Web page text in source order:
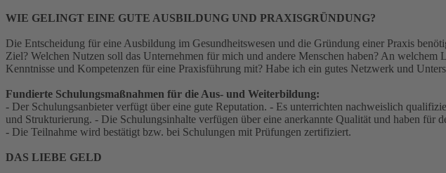
WIE GELINGT EINE GUTE AUSBILDUNG UND PRAXISGRÜNDUNG?
Die Entscheidung für eine Ausbildung im Gesundheitswesen und die Gründung einer Praxis
Ziel? Welchen Nutzen soll das Unternehmen für mich und andere Menschen haben? An
Kenntnisse und Kompetenzen für eine Praxisführung mit? Habe ich ein gutes Netzwerk und
Fundierte Schulungsmaßnahmen für die Aus- und Weiterbildung:
- Der Schulungsanbieter verfügt über eine gute Reputation. - Es unterrichten nachweislich
und Strukturierung. - Die Schulungsinhalte verfügen über eine anerkannte Qualität und haben
- Die Teilnahme wird bestätigt bzw. bei Schulungen mit Prüfungen zertifiziert.
DAS LIEBE GELD